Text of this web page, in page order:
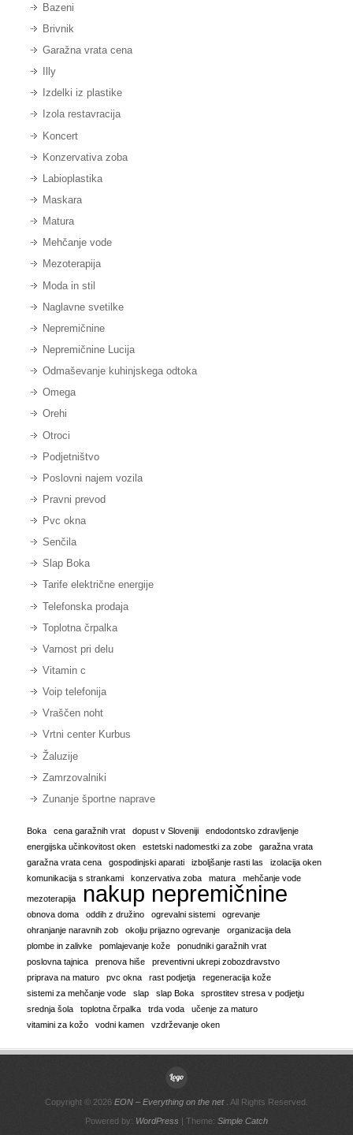
Bazeni
Brivnik
Garažna vrata cena
Illy
Izdelki iz plastike
Izola restavracija
Koncert
Konzervativa zoba
Labioplastika
Maskara
Matura
Mehčanje vode
Mezoterapija
Moda in stil
Naglavne svetilke
Nepremičnine
Nepremičnine Lucija
Odmaševanje kuhinjskega odtoka
Omega
Orehi
Otroci
Podjetništvo
Poslovni najem vozila
Pravni prevod
Pvc okna
Senčila
Slap Boka
Tarife električne energije
Telefonska prodaja
Toplotna črpalka
Varnost pri delu
Vitamin c
Voip telefonija
Vraščen noht
Vrtni center Kurbus
Žaluzije
Zamrzovalniki
Zunanje športne naprave
Boka cena garažnih vrat dopust v Sloveniji
endodontsko zdravljenje
energijska učinkovitost oken
estetski nadomestki za zobe
garažna vrata
garažna vrata cena
gospodinjski aparati izboljšanje rasti las
izolacija oken
komunikacija s strankami
konzervativa zoba matura mehčanje vode
mezoterapija nakup nepremičnine
obnova doma oddih z družino ogrevalni sistemi
ogrevanje
ohranjanje naravnih zob
okolju prijazno ogrevanje
organizacija dela
plombe in zalivke
pomlajevanje kože
ponudniki garažnih vrat
poslovna tajnica
prenova hiše
preventivni ukrepi zobozdravstvo
priprava na maturo
pvc okna rast podjetja
regeneracija kože
sistemi za mehčanje vode
slap slap Boka
sprostitev stresa v podjetju
srednja šola
toplotna črpalka trda voda
učenje za maturo
vitamini za kožo
vodni kamen vzdrževanje oken
Copyright © 2026 EON – Everything on the net. All Rights Reserved.
Powered by: WordPress | Theme: Simple Catch